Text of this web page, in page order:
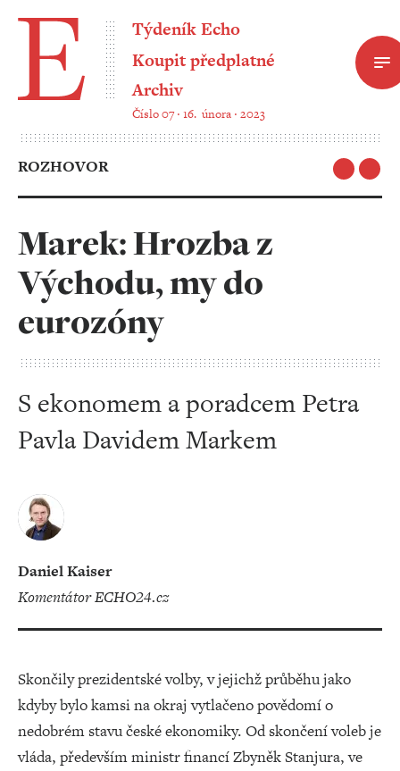
Týdeník Echo
Koupit předplatné
Archiv
Číslo 07 ‧ 16. února ‧ 2023
ROZHOVOR
Marek: Hrozba z
Východu, my do
eurozóny
S ekonomem a poradcem Petra
Pavla Davidem Markem
Daniel Kaiser
komentátor ECHO24.cz
Skončily prezidentské volby, v jejichž průběhu jako
kdyby bylo kamsi na okraj vytlačeno povědomí o
nedobrém stavu české ekonomiky. Od skončení voleb je
vláda, především ministr financí Zbyněk Stanjura, ve